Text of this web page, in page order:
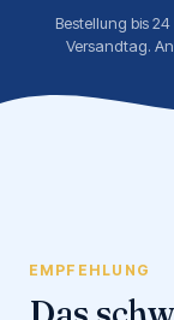
Bestellung bis
Versandtag.
EMPFEHLUNG